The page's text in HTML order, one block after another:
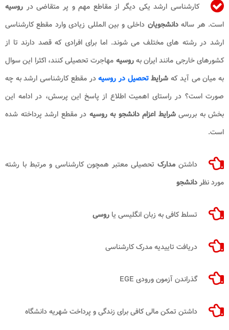
کارشناسی ارشد یکی دیگر از مقاطع مهم و پر متقاضی در روسیه
است. هر سالهدانشجویان داخلی و بین المللی زیادی وارد مقطع کارشناسی
ارشد در رشته های مختلف می شوند. اما برای افرادی که قصد دارند تا از
کشورهای خارجی مانند ایران بهروسیه مهاجرت تحصیلی کنند، اکثرا این سوال
به میان می آید که شرایطتحصیل در روسیه در مقطع کارشناسی ارشد به چه
صورت است؟ در راستای اهمیت اطلاع از پاسخ این پرسش، در ادامه این
بخش به بررسیشرایط اعزام دانشجو به روسیه در مقطع ارشد پرداخته شده
است.
داشتن مدارک تحصیلی معتبر همچون کارشناسی و مرتبط با رشته
مورد نظردانشجو
تسلط کافی به زبان انگلیسی یا روسی
دریافت تاییدیه مدرک کارشناسی
گذراندن آزمون ورودی EGE
داشتن تمکن مالی کافی برای زندگی و پرداخت شهریه دانشگاه